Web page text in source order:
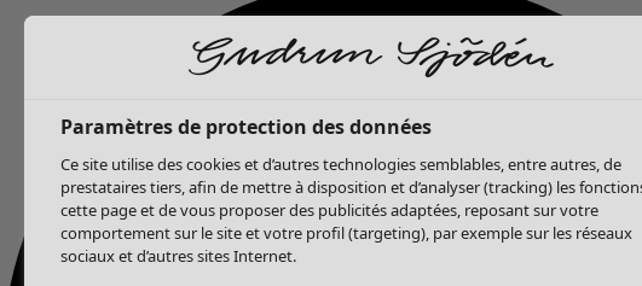
Paramètres de protection des données
Ce site utilise des cookies et d’autres technologies semblables, entre autres, de
prestataires tiers, afin de mettre à disposition et d’analyser (tracking) les
cette page et de vous proposer des publicités adaptées, reposant sur votre
comportement sur le site et votre profil (targeting), par exemple sur les réseaux
sociaux et d’autres sites Internet.